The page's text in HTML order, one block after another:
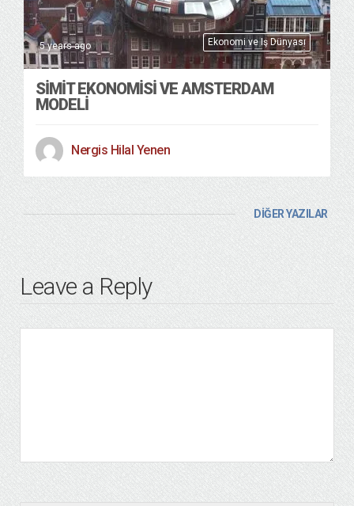
Ekonomi ve Iş Dünyası
5 years ago
SIMIT EKONOMISI VE AMSTERDAM
MODELI
Nergis Hilal Yenen
DİĞER YAZILAR
Leave a Reply